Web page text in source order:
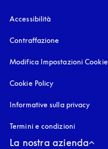
Accessibilità
Contraffazione
Modifica Impostazioni Cookie
Cookie Policy
Informative sulla privacy
Termini e condizioni
La nostra azienda